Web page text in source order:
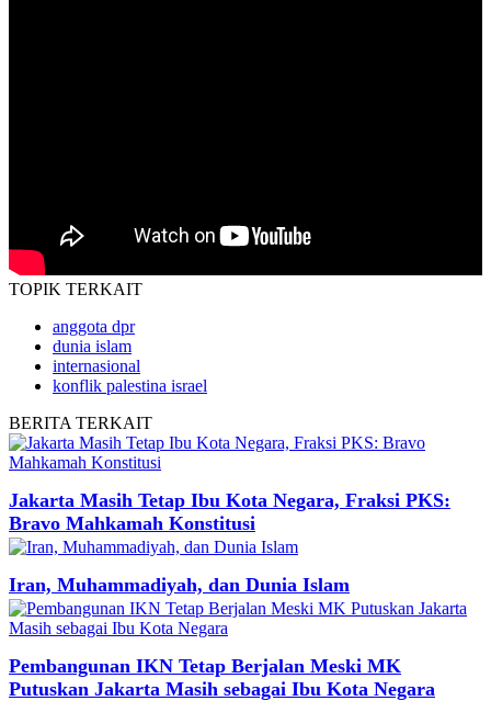
TOPIK TERKAIT
anggota dpr
dunia islam
internasional
konflik palestina israel
BERITA TERKAIT
Jakarta Masih Tetap Ibu Kota Negara, Fraksi PKS:
Bravo Mahkamah Konstitusi
Iran, Muhammadiyah, dan Dunia Islam
Pembangunan IKN Tetap Berjalan Meski MK
Putuskan Jakarta Masih sebagai Ibu Kota Negara